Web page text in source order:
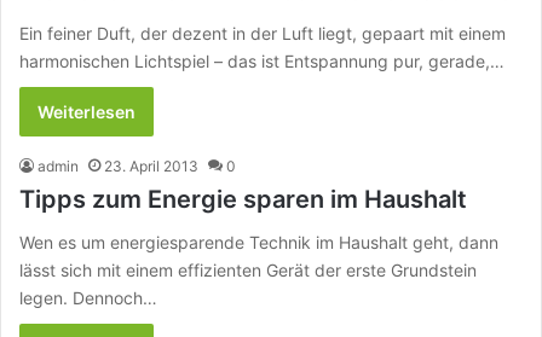
Ein feiner Duft, der dezent in der Luft liegt, gepaart mit einem
harmonischen Lichtspiel – das ist Entspannung pur, gerade,…
Weiterlesen
admin 23. April 2013 0
Tipps zum Energie sparen im Haushalt
Wen es um energiesparende Technik im Haushalt geht, dann
lässt sich mit einem effizienten Gerät der erste Grundstein
legen. Dennoch…